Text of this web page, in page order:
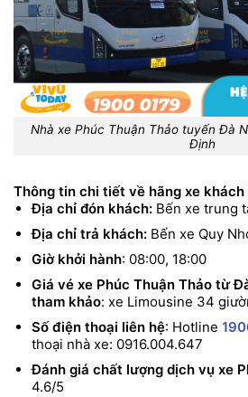
Nhà xe Phúc Thuận Thảo tuyến Đà
Định
Thông tin chi tiết về hãng xe khách
Địa chỉ đón khách: Bến xe trung
Địa chỉ trả khách: Bến xe Quy
Giờ khởi hành: 08:00, 18:00
Giá vé xe Phúc Thuận Thảo từ
tham khảo: xe Limousine 34
Số điện thoại liên hệ: Hotline
thoại nhà xe: 0916.004.647
Đánh giá chất lượng dịch vụ xe
4.6/5